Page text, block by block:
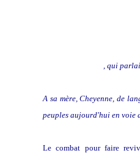
, qui
A sa mère, Cheyenne, de
peuples aujourd'hui en voie
Le combat pour faire